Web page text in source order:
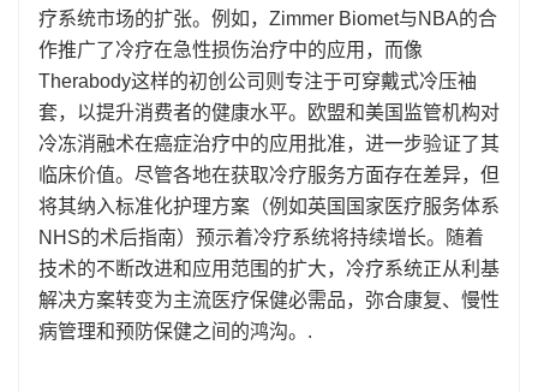
疗系统市场的扩张。例如，Zimmer Biomet与NBA的合
作推广了冷疗在急性损伤治疗中的应用，而像
Therabody这样的初创公司则专注于可穿戴式冷压袖
套，以提升消费者的健康水平。欧盟和美国监管机构对
冷冻消融术在癌症治疗中的应用批准，​​进一步验证了其
临床价值。尽管各地在获取冷疗服务方面存在差异，但
将其纳入标准化护理方案（例如英国国家医疗服务体系
NHS的术后指南）预示着冷疗系统将持续增长。随着
技术的不断改进和应用范围的扩大，冷疗系统正从利基
解决方案转变为主流医疗保健必需品，弥合康复、慢性
病管理和预防保健之间的鸿沟。.